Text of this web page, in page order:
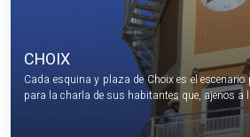
CHOIX
Cada esquina y plaza de Choix es el escenario
para la charla de sus habitantes que, ajenos a